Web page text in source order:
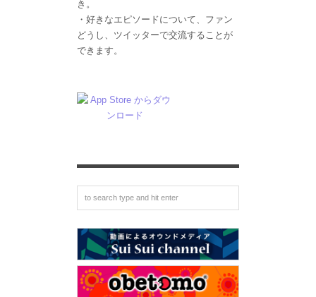
き。
・好きなエピソードについて、ファン
どうし、ツイッターで交流することが
できます。